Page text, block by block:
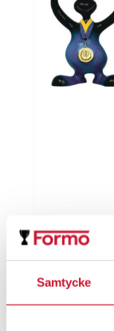
Samtycke